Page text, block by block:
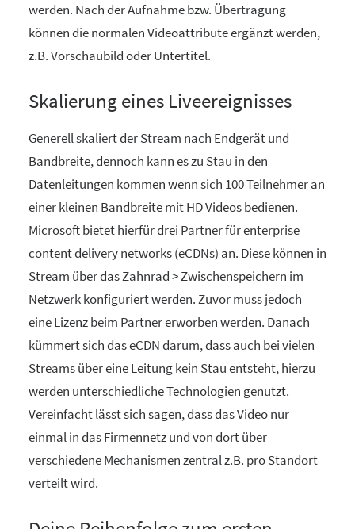
werden. Nach der Aufnahme bzw. Übertragung
können die normalen Videoattribute ergänzt werden,
z.B. Vorschaubild oder Untertitel.
Skalierung eines Liveereignisses
Generell skaliert der Stream nach Endgerät und
Bandbreite, dennoch kann es zu Stau in den
Datenleitungen kommen wenn sich 100 Teilnehmer an
einer kleinen Bandbreite mit HD Videos bedienen.
Microsoft bietet hierfür drei Partner für enterprise
content delivery networks (eCDNs) an. Diese können in
Stream über das Zahnrad > Zwischenspeichern im
Netzwerk konfiguriert werden. Zuvor muss jedoch
eine Lizenz beim Partner erworben werden. Danach
kümmert sich das eCDN darum, dass auch bei vielen
Streams über eine Leitung kein Stau entsteht, hierzu
werden unterschiedliche Technologien genutzt.
Vereinfacht lässt sich sagen, dass das Video nur
einmal in das Firmennetz und von dort über
verschiedene Mechanismen zentral z.B. pro Standort
verteilt wird.